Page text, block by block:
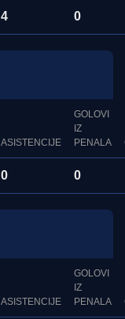
4 0
ASISTENCIJE
GOLOVI
IZ
PENALA
0 0
ASISTENCIJE
GOLOVI
IZ
PENALA